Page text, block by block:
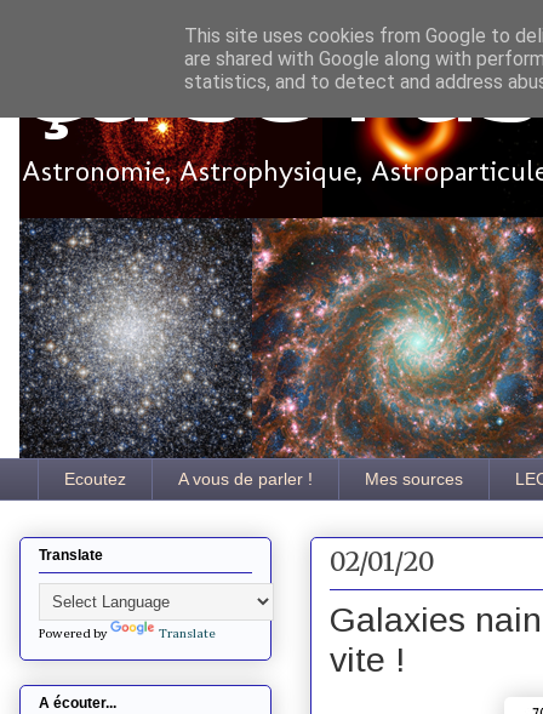
Ça se
Astronomie, Astrophysique,
Ecoutez A vous de parler ! Mes sources
02/01/20
Galaxies
vite !
Translate
Powered by Translate
A écouter...
This site uses cookies from Google to
are shared with Google along with
statistics, and to detect and address